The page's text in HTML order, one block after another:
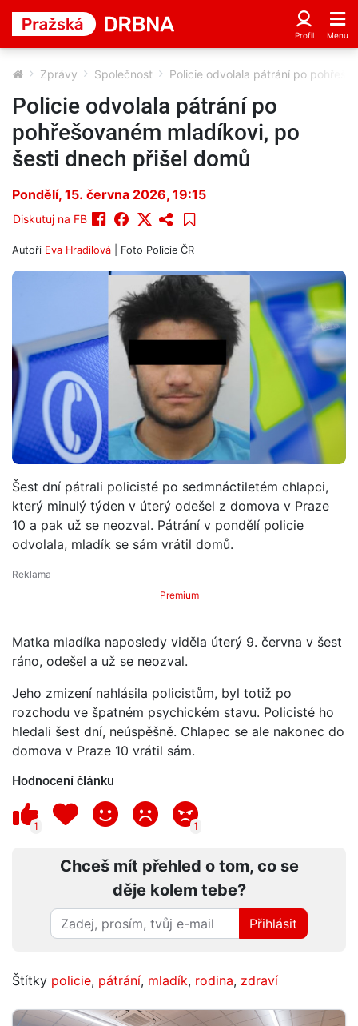
Zprávy Společnost Policie odvolala pátrání po
Policie odvolala pátrání po
pohřešovaném mladíkovi, po
šesti dnech přišel domů
Pondělí, 15. června 2026, 19:15
Diskutuj na FB
Autoři Eva Hradilová | Foto Policie ČR
Šest dní pátrali policisté po sedmnáctiletém chlapci,
který minulý týden v úterý odešel z domova v Praze
10 a pak už se neozval. Pátrání v pondělí policie
odvolala, mladík se sám vrátil domů.
Premium
Matka mladíka naposledy viděla úterý 9. června v šest
ráno, odešel a už se neozval.
Jeho zmizení nahlásila policistům, byl totiž po
rozchodu ve špatném psychickém stavu. Policisté ho
hledali šest dní, neúspěšně. Chlapec se ale nakonec do
domova v Praze 10 vrátil sám.
Hodnocení článku
1 1
Chceš mít přehled o tom, co se
děje kolem tebe?
Přihlásit
Štítky policie, pátrání, mladík, rodina, zdraví